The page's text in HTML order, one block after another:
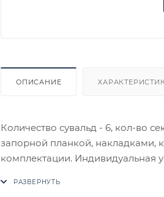
ОПИСАНИЕ
Количество сувальд - 6, кол-во
запорной планкой,
комплектации. Индивидуальная